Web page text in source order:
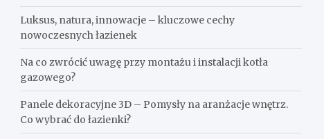
Luksus, natura, innowacje – kluczowe cechy
nowoczesnych łazienek
Na co zwrócić uwagę przy montażu i instalacji kotła
gazowego?
Panele dekoracyjne 3D – Pomysły na aranżacje wnętrz.
Co wybrać do łazienki?